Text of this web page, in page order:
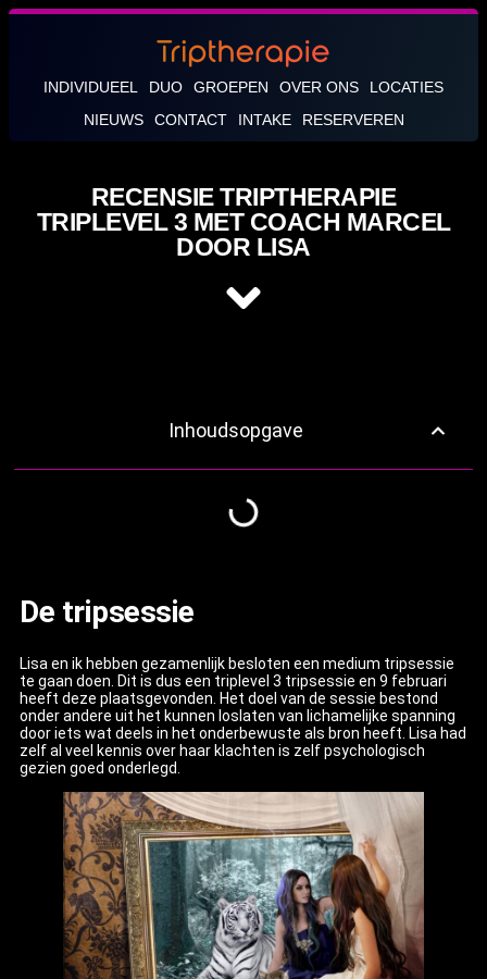
INDIVIDUEEL DUO GROEPEN OVER ONS
LOCATIES
NIEUWS
CONTACT INTAKE RESERVEREN
RECENSIE TRIPTHERAPIE
TRIPLEVEL 3 MET COACH MARCEL
DOOR LISA
Inhoudsopgave
De tripsessie
Lisa en ik hebben gezamenlijk besloten een medium tripsessie
te gaan doen. Dit is dus een triplevel 3 tripsessie en 9 februari
heeft deze plaatsgevonden. Het doel van de sessie bestond
onder andere uit het kunnen loslaten van lichamelijke spanning
door iets wat deels in het onderbewuste als bron heeft. Lisa had
zelf al veel kennis over haar klachten is zelf psychologisch
gezien goed onderlegd.